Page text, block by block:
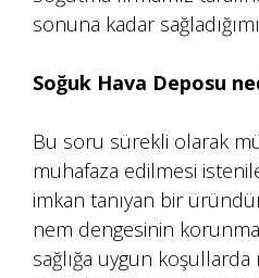
sonuna kadar
Soğuk Hava Deposu
Bu soru sürekli olarak
muhafaza edilmesi
imkan tanıyan bir
nem dengesinin
sağlığa uygun